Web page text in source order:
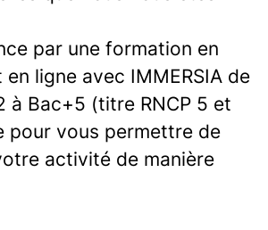
par une formation en
ligne avec IMMERSIA de
à Bac+5 (titre RNCP 5 et
pour vous permettre de
activité de manière